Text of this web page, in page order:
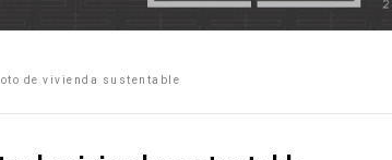
de vivienda sustentable